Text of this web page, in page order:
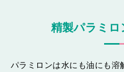
精製パラミロ
パラミロンは水にも油にも